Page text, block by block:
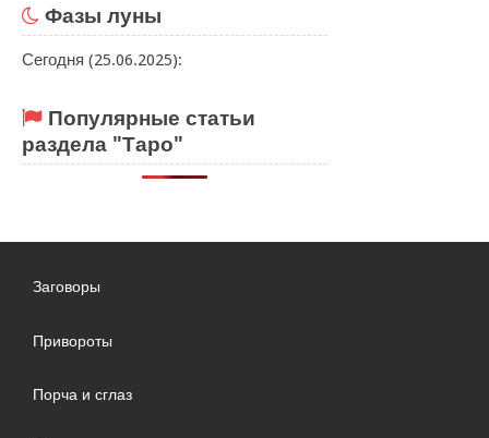
Фазы луны
Сегодня (25.06.2025):
Популярные статьи
раздела "Таро"
Заговоры
Привороты
Порча и сглаз